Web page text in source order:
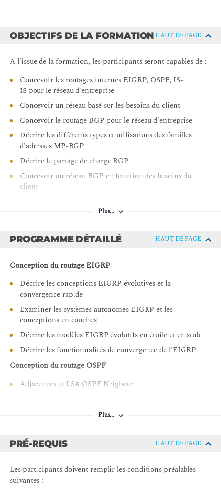
OBJECTIFS DE LA FORMATION HAUT DE PAGE
A l'issue de la formation, les participants seront capables de :
Concevoir les routages internes EIGRP, OSPF, IS-
IS pour le réseau d'entreprise
Concevoir un réseau basé sur les besoins du client
Concevoir le routage BGP pour le réseau d'entreprise
Décrire les différents types et utilisations des familles
d'adresses MP-BGP
Décrire le partage de charge BGP
Concevoir un réseau BGP en fonction des besoins du
client
votre réseau de campus et prendre des décisions en
Décrire les considérations de conception de la couche 2
Concevoir un réseau LAN en fonction des besoins du
Décrire les considérations de conception de la couche 3
dans un réseau de campus d'entreprise
Plus...
PROGRAMME DÉTAILLÉ HAUT DE PAGE
Conception du routage EIGRP
Décrire les conceptions EIGRP évolutives et la
convergence rapide
Examiner les systèmes autonomes EIGRP et les
conceptions en couches
Décrire les modèles EIGRP évolutifs en étoile et en stub
Décrire les fonctionnalités de convergence de l'EIGRP
Conception du routage OSPF
Adjacences et LSA OSPF Neigbour
Problèmes d'évolutivité de l'OSPF
Définir la sommation de zone et de domaine
Convergence de l'OSPF
connectivité d'une entreprise
Conception du routage IS-IS
Plus...
PRÉ-REQUIS HAUT DE PAGE
Les participants doivent remplir les conditions préalables
suivantes :